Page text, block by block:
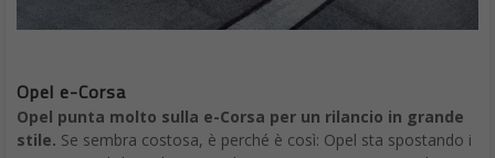
Opel e-Corsa
Opel punta molto sulla e-Corsa per un rilancio in grande
stile. Se sembra costosa, è perché è così: Opel sta spostando i